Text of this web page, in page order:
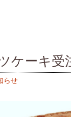
ケーキ受
らせ